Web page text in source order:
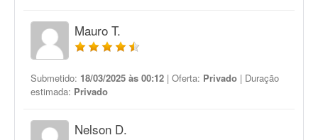
Mauro T.
Submetido: 18/03/2025 às 00:12 | Oferta: Privado | Duração
estimada: Privado
Nelson D.